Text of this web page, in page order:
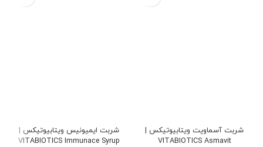
شربت آسماویت ویتابیوتیکس |
VITABIOTICS Asmavit
شربت ایمیونیس ویتابیوتیکس |
VITABIOTICS Immunace Syrup